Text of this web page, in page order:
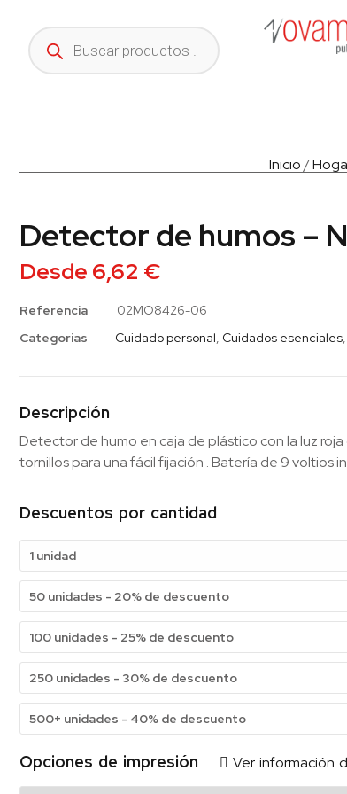
Inicio/
Detector de humos –
Desde 6,62 €
Referencia
02MO8426-06
Categorias
Cuidado personal Cuidados esenciales
Descripción
Detector de humo en caja de plástico con la luz
tornillos para una fácil fijación . Batería de 9 voltios
Descuentos por cantidad
1 unidad
50 unidades - 20% de descuento
100 unidades - 25% de descuento
250 unidades - 30% de descuento
500+ unidades - 40% de descuento
Opciones de impresión Ver información